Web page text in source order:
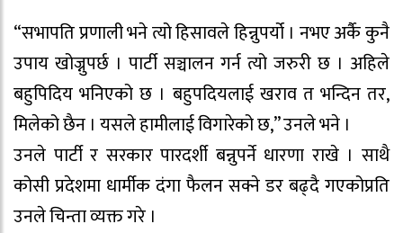
“सभापति प्रणाली भने त्यो हिसावले हिन्नुपर्यो । नभए अर्कै कुनै
उपाय खोज्नुपर्छ । पार्टी सञ्चालन गर्न त्यो जरुरी छ । अहिले
बहुपिदिय भनिएको छ । बहुपदियलाई खराव त भन्दिन तर,
मिलेको छैन । यसले हामीलाई विगारेको छ,” उनले भने ।
उनले पार्टी र सरकार पारदर्शी बन्नुपर्ने धारणा राखे । साथै
कोसी प्रदेशमा धार्मीक दंगा फैलन सक्ने डर बढ्दै गएकोप्रति
उनले चिन्ता व्यक्त गरे ।